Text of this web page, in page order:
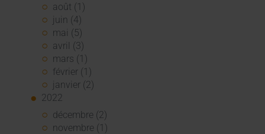
août (1)
juin (4)
mai (5)
avril (3)
mars (1)
février (1)
janvier (2)
2022
décembre (2)
novembre (1)